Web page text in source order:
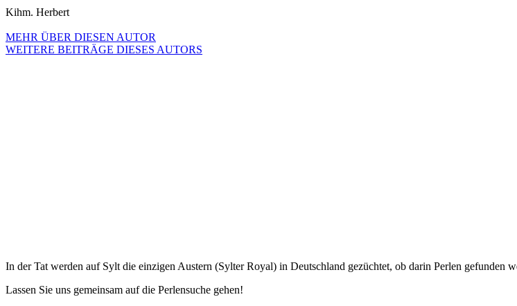
Kihm. Herbert
MEHR ÜBER DIESEN AUTOR
WEITERE BEITRÄGE DIESES AUTORS
In der Tat werden auf Sylt die einzigen Austern (Sylter Royal) in Deutschland gezüchtet, ob darin Perlen gefunden
Lassen Sie uns gemeinsam auf die Perlensuche gehen!